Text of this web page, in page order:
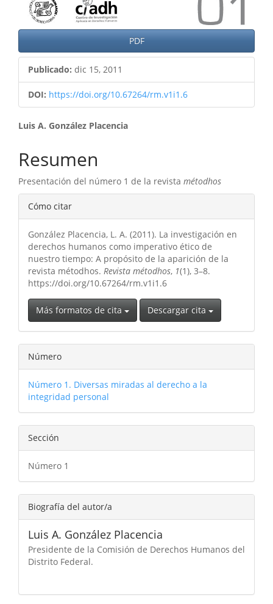
PDF
Publicado: dic 15, 2011
DOI: https://doi.org/10.67264/rm.v1i1.6
Contenido
principal
del
artículo
Luis A. González Placencia
Resumen
Presentación del número 1 de la revista métodhos
Detalles
del
artículo
Cómo citar
González Placencia, L. A. (2011). La investigación en
derechos humanos como imperativo ético de
nuestro tiempo: A propósito de la aparición de la
revista métodhos. Revista métodhos, 1(1), 3–8.
https://doi.org/10.67264/rm.v1i1.6
Más formatos de cita Descargar cita
Número
Número 1. Diversas miradas al derecho a la
integridad personal
Sección
Número 1
Biografía del autor/a
Luis A. González Placencia
Presidente de la Comisión de Derechos Humanos del
Distrito Federal.